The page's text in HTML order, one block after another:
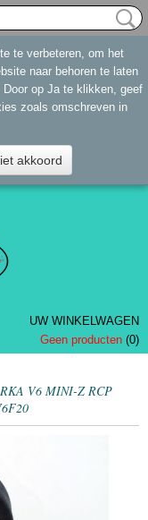
UW WINKELWAGEN
Geen producten (0)
V6 MINI-Z RCP
te verbeteren, om het
naar behoren te laten
op Ja te klikken, geef
zoals omschreven in
akkoord